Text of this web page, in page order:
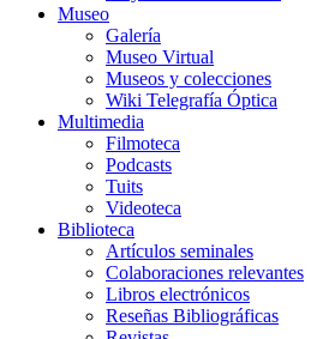
Museo
Galería
Museo Virtual
Museos y colecciones
Wiki Telegrafía Óptica
Multimedia
Filmoteca
Podcasts
Tuits
Videoteca
Biblioteca
Artículos seminales
Colaboraciones relevantes
Libros electrónicos
Reseñas Bibliográficas